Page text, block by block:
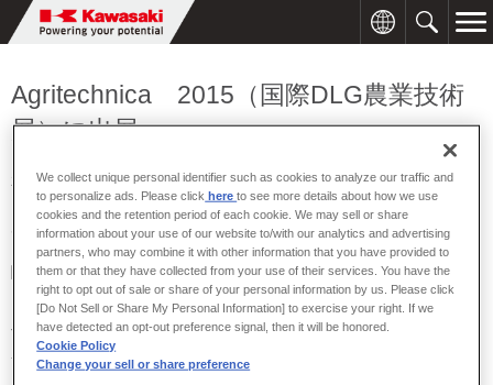
Agritechnica 2015（国際DLG農業技術
展）に出展
2015年10月19日
川崎重工業株式会社 精密機械カンパニーは、2015年11月10日～
14日にドイツ/ハノーヴァー市で開催される「Agritechnica 2015 / 国
際DLG農業技術展（会場：ハノーヴァー国際展示場）」に出展いた
します。[16号館 16C02]
今回の出展では、“環境への配慮”と“川崎重工の技術力”をテーマに、
農業機械に適用が見込まれる新製品、オープン回路用中圧ポンプ
「K3VLS」シリーズ、クローズ回路用油圧ポンプ「K8V」シリー
We collect unique personal identifier such as cookies to analyze our traffic and
to personalize ads. Please click hereto see more details about how we use
cookies and the retention period of each cookie. We may sell or share
information about your use of our website to/with our analytics and advertising
partners, who may combine it with other information that you have provided to
them or that they have collected from your use of their services. You have the
right to opt out of sale or share of your personal information by us. Please click
[Do Not Sell or Share My Personal Information] to exercise your right. If we
have detected an opt-out preference signal, then it will be honored.
Cookie Policy
Change your sell or share preference